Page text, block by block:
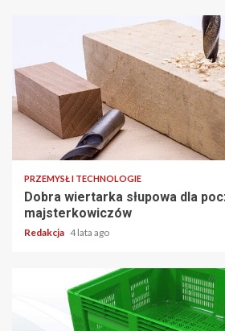
2 min read
PRZEMYSŁ I TECHNOLOGIE
Dobra wiertarka słupowa dla
majsterkowiczów
Redakcja 4 lata ago